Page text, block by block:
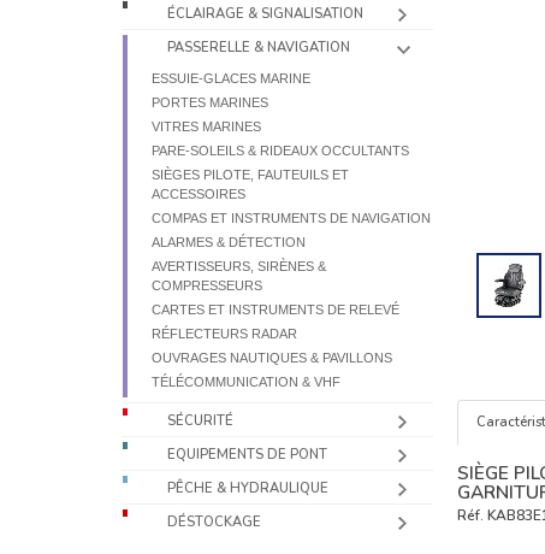
ÉCLAIRAGE & SIGNALISATION
PASSERELLE & NAVIGATION
ESSUIE-GLACES MARINE
PORTES MARINES
VITRES MARINES
PARE-SOLEILS & RIDEAUX OCCULTANTS
SIÈGES PILOTE, FAUTEUILS ET
ACCESSOIRES
COMPAS ET INSTRUMENTS DE NAVIGATION
ALARMES & DÉTECTION
AVERTISSEURS, SIRÈNES &
COMPRESSEURS
CARTES ET INSTRUMENTS DE RELEVÉ
RÉFLECTEURS RADAR
OUVRAGES NAUTIQUES & PAVILLONS
TÉLÉCOMMUNICATION & VHF
SÉCURITÉ
EQUIPEMENTS DE PONT
PÊCHE & HYDRAULIQUE
DÉSTOCKAGE
SIÈGE
Réf.